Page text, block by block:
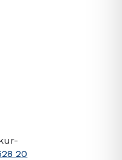
20